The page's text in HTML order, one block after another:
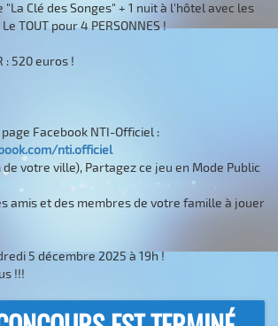
Clé des Songes" + 1 nuit à l'hôtel avec les
TOUT pour 4 PERSONNES !
: 520 euros !
Facebook NTI-Officiel :
nti.officiel
votre ville), Partagez ce jeu en Mode Public
amis et des membres de votre famille à jouer
5 décembre 2025 à 19h !
!!!